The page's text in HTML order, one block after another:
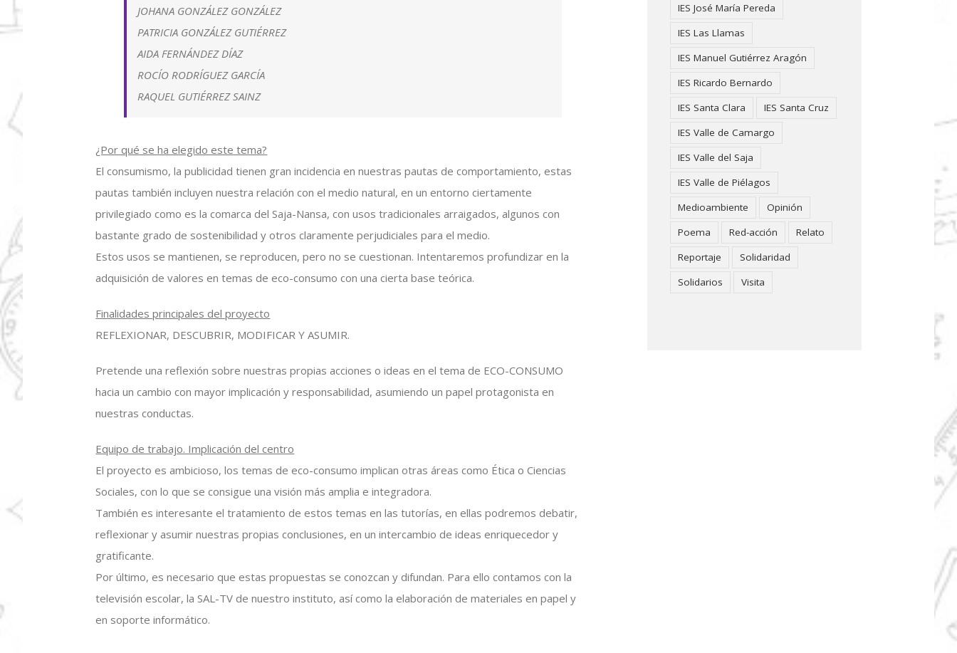
JOHANA GONZÁLEZ GONZÁLEZ
PATRICIA GONZÁLEZ GUTIÉRREZ
AIDA FERNÁNDEZ DÍAZ
ROCÍO RODRÍGUEZ GARCÍA
RAQUEL GUTIÉRREZ SAINZ
¿Por qué se ha elegido este tema?
El consumismo, la publicidad tienen gran incidencia en nuestras pautas de comportamiento, estas
pautas también incluyen nuestra relación con el medio natural, en un entorno ciertamente
privilegiado como es la comarca del Saja-Nansa, con usos tradicionales arraigados, algunos con
bastante grado de sostenibilidad y otros claramente perjudiciales para el medio.
Estos usos se mantienen, se reproducen, pero no se cuestionan. Intentaremos profundizar en la
adquisición de valores en temas de eco-consumo con una cierta base teórica.
Finalidades principales del proyecto
REFLEXIONAR, DESCUBRIR, MODIFICAR Y ASUMIR.
Pretende una reflexión sobre nuestras propias acciones o ideas en el tema de ECO-CONSUMO
hacia un cambio con mayor implicación y responsabilidad, asumiendo un papel protagonista en
nuestras conductas.
Equipo de trabajo. Implicación del centro
El proyecto es ambicioso, los temas de eco-consumo implican otras áreas como Ética o Ciencias
Sociales, con lo que se consigue una visión más amplia e integradora.
También es interesante el tratamiento de estos temas en las tutorías, en ellas podremos debatir,
reflexionar y asumir nuestras propias conclusiones, en un intercambio de ideas enriquecedor y
gratificante.
Por último, es necesario que estas propuestas se conozcan y difundan. Para ello contamos con la
televisión escolar, la SAL-TV de nuestro instituto, así como la elaboración de materiales en papel y
en soporte informático.
IES José María Pereda
IES Las Llamas
IES Manuel Gutiérrez Aragón
IES Ricardo Bernardo
IES Santa Clara
IES Santa Cruz
IES Valle de Camargo
IES Valle del Saja
IES Valle de Piélagos
Medioambiente
Opinión
Poema
Red-acción
Relato
Reportaje
Solidaridad
Solidarios
Visita